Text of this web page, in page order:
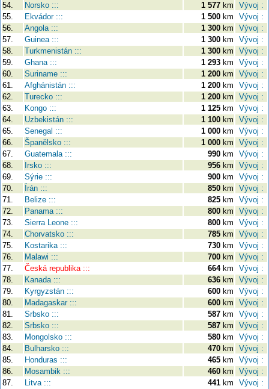
54.
Norsko ::: 1 577 km
Vývoj :
55.
Ekvádor ::: 1 500 km
Vývoj :
56.
Angola ::: 1 300 km
Vývoj :
57.
Guinea ::: 1 300 km
Vývoj :
58.
Turkmenistán ::: 1 300 km
Vývoj :
59.
Ghana ::: 1 293 km
Vývoj :
60.
Suriname ::: 1 200 km
Vývoj :
61.
Afghánistán ::: 1 200 km
Vývoj :
62.
Turecko ::: 1 200 km
Vývoj :
63.
Kongo ::: 1 125 km
Vývoj :
64.
Uzbekistán ::: 1 100 km
Vývoj :
65.
Senegal ::: 1 000 km
Vývoj :
66.
Španělsko ::: 1 000 km
Vývoj :
67.
Guatemala ::: 990 km
Vývoj :
68.
Irsko ::: 956 km
Vývoj :
69.
Sýrie ::: 900 km
Vývoj :
70.
Írán ::: 850 km
Vývoj :
71.
Belize ::: 825 km
Vývoj :
72.
Panama ::: 800 km
Vývoj :
73.
Sierra Leone ::: 800 km
Vývoj :
74.
Chorvatsko ::: 785 km
Vývoj :
75.
Kostarika ::: 730 km
Vývoj :
76.
Malawi ::: 700 km
Vývoj :
77.
Česká republika ::: 664km
Vývoj :
78.
Kanada ::: 636 km
Vývoj :
79.
Kyrgyzstán ::: 600 km
Vývoj :
80.
Madagaskar ::: 600 km
Vývoj :
81.
Srbsko ::: 587 km
Vývoj :
82.
Srbsko ::: 587 km
Vývoj :
83.
Mongolsko ::: 580 km
Vývoj :
84.
Bulharsko ::: 470 km
Vývoj :
85.
Honduras ::: 465 km
Vývoj :
86.
Mosambik ::: 460 km
Vývoj :
87.
Litva ::: 441 km
Vývoj :